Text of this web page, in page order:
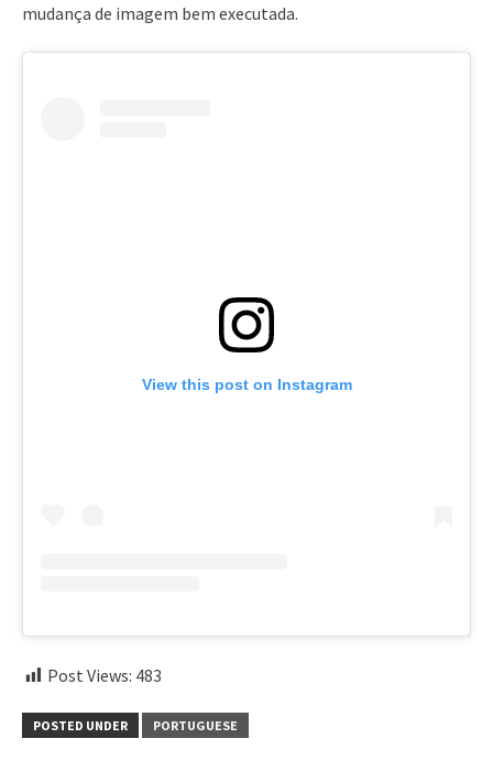
mudança de imagem bem executada.
View this post on Instagram
Post Views: 483
POSTED UNDER PORTUGUESE